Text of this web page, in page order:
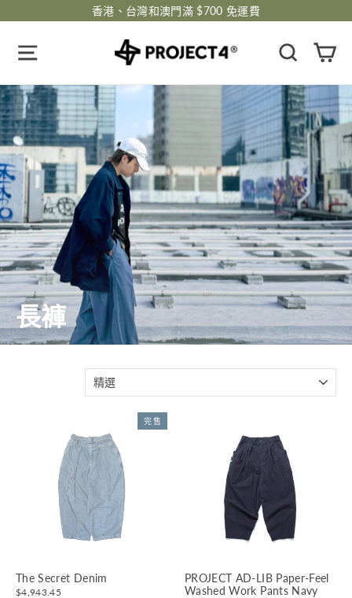
過
香港、台灣和澳門滿 $700 免運費
搜尋
長褲
完售
The Secret Denim
$4,943.45
PROJECT AD-LIB Paper-Feel
Washed Work Pants Navy